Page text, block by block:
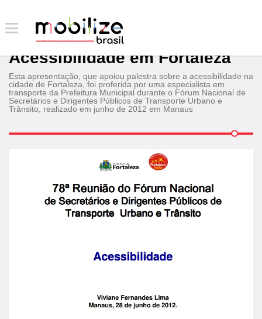
Acessibilidade em Fortaleza
Esta apresentação, que apoiou palestra sobre a acessibilidade na
cidade de Fortaleza, foi proferida por uma especialista em
transporte da Prefeitura Municipal durante o Fórum Nacional de
Secretários e Dirigentes Públicos de Transporte Urbano e
Trânsito, realizado em junho de 2012 em Manaus